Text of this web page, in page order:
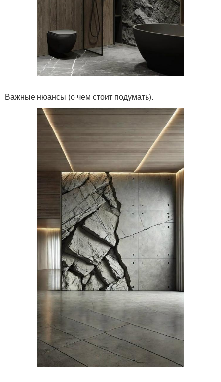
Важные нюансы (о чем стоит подумать).